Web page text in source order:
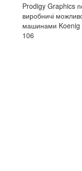
Prodigy Graphics
виробничі
машинами Koenig
106